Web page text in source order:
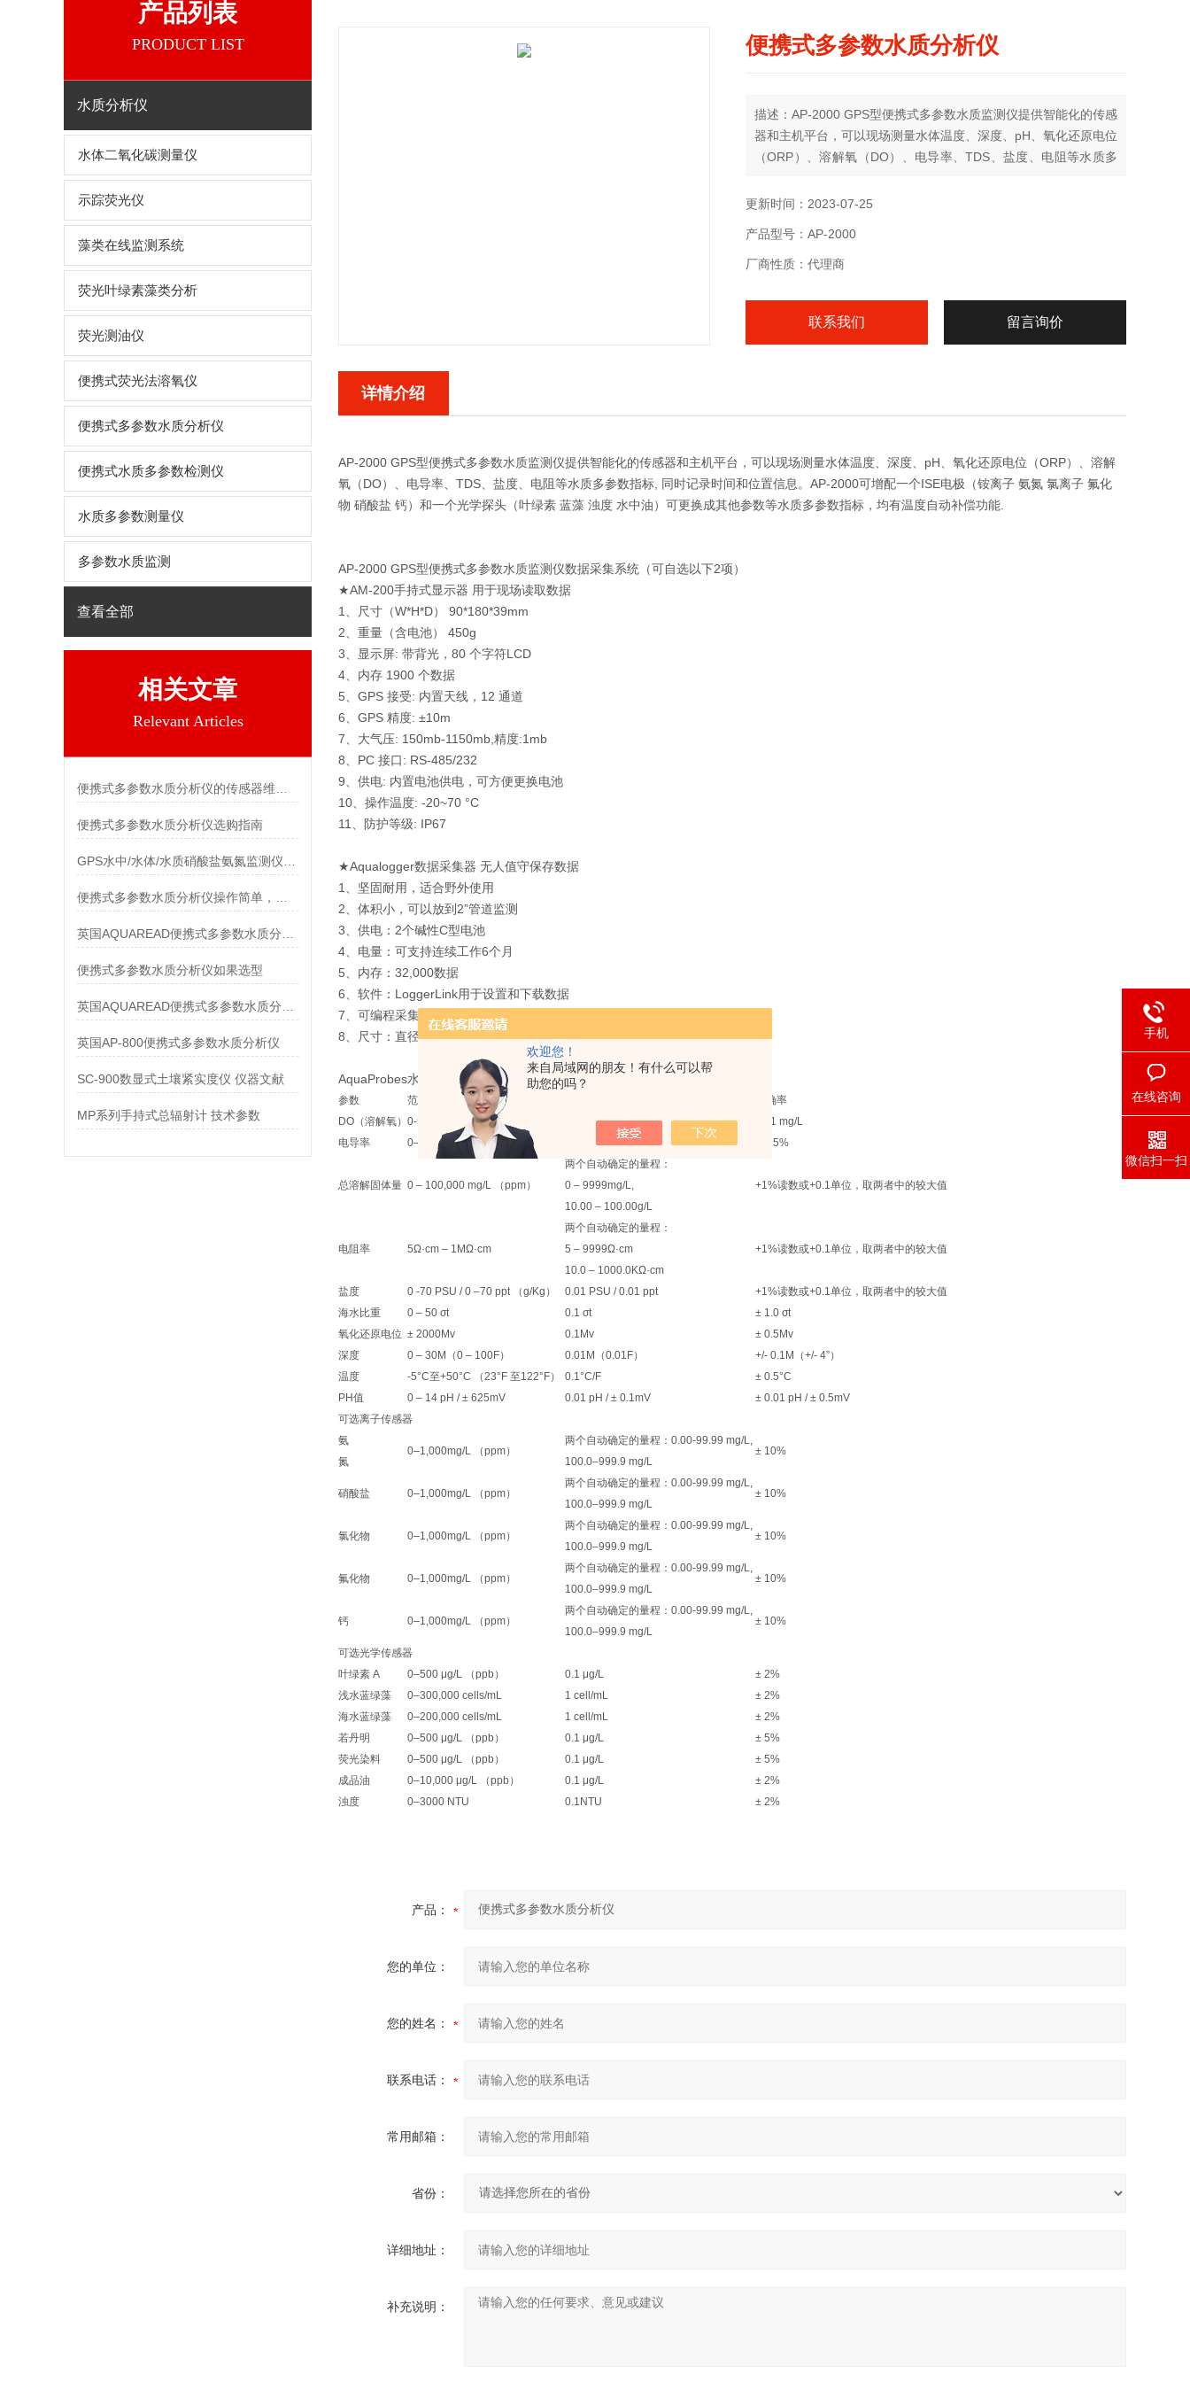
欢迎您！
来自局域网的朋友！有什么可以帮
助您的吗？
产品列表
PRODUCT LIST
水质分析仪
水体二氧化碳测量仪
示踪荧光仪
藻类在线监测系统
荧光叶绿素藻类分析
荧光测油仪
便携式荧光法溶氧仪
便携式多参数水质分析仪
便携式水质多参数检测仪
水质多参数测量仪
多参数水质监测
查看全部
相关文章
Relevant Articles
便携式多参数水质分析仪选购指南
便携式多参数水质分析仪如果选型
英国AP-800便携式多参数水质分析仪
SC-900数显式土壤紧实度仪 仪器文献
MP系列手持式总辐射计 技术参数
便携式多参数水质分析仪
描述：AP-2000 GPS型便携式多参数水质监测仪提供智能化的传感
器和主机平台，可以现场测量水体温度、深度、pH、氧化还原电位
（ORP）、溶解氧（DO）、电导率、TDS、盐度、电阻等水质多
（铵离子 氨氮 氯离子 氟化物 硝酸盐 钙）和一个光学探头（叶绿
温度自动补偿功能.
更新时间：2023-07-25
产品型号：AP-2000
厂商性质：代理商
联系我们 留言询价
详情介绍
AP-2000 GPS型便携式多参数水质监测仪提供智能化的传感器和主机平台，可以现场测量水体温度、深度、pH、氧化还原电位（ORP）、溶解
氧（DO）、电导率、TDS、盐度、电阻等水质多参数指标, 同时记录时间和位置信息。AP-2000可增配一个ISE电极（铵离子 氨氮 氯离子 氟化
物 硝酸盐 钙）和一个光学探头（叶绿素 蓝藻 浊度 水中油）可更换成其他参数等水质多参数指标，均有温度自动补偿功能.
AP-2000 GPS型便携式多参数水质监测仪数据采集系统（可自选以下2项）
★AM-200手持式显示器 用于现场读取数据
1、尺寸（W*H*D） 90*180*39mm
2、重量（含电池） 450g
3、显示屏: 带背光，80 个字符LCD
4、内存 1900 个数据
5、GPS 接受: 内置天线，12 通道
6、GPS 精度: ±10m
7、大气压: 150mb-1150mb,精度:1mb
8、PC 接口: RS-485/232
9、供电: 内置电池供电，可方便更换电池
10、操作温度: -20~70 °C
11、防护等级: IP67
★Aqualogger数据采集器 无人值守保存数据
1、坚固耐用，适合野外使用
2、体积小，可以放到2”管道监测
3、供电：2个碱性C型电池
4、电量：可支持连续工作6个月
5、内存：32,000数据
6、软件：LoggerLink用于设置和下载数据
7、可编程采集方案，或事件激发采集数据
8、尺寸：直径44mm ，长度250mm
AquaProbes水质传感器
参数 范围
准确率
DO（溶解氧） 0-500%/0-50.00mg/L 0.1%/0.01mg/L
0.01 mg/L
电导率
0–200mS/cm （200,000μS/cm） 0.1μS/cm ± 0.5%
总溶解固体量 0 – 100,000 mg/L （ppm）
两个自动确定的量程：
0 – 9999mg/L,
10.00 – 100.00g/L
+1%读数或+0.1单位，取两者中的较大值
电阻率 5Ω·cm – 1MΩ·cm
两个自动确定的量程：
5 – 9999Ω·cm
10.0 – 1000.0KΩ·cm
+1%读数或+0.1单位，取两者中的较大值
盐度 0 -70 PSU / 0 –70 ppt （g/Kg） 0.01 PSU / 0.01 ppt
+1%读数或+0.1单位，取两者中的较大值
海水比重
0 – 50 σt 0.1 σt
± 1.0 σt
氧化还原电位 ± 2000Mv 0.1Mv
± 0.5Mv
深度
0 – 30M（0 – 100F） 0.01M（0.01F）
+/- 0.1M（+/- 4”）
温度
-5°C至+50°C （23°F 至122°F） 0.1°C/F
± 0.5°C
PH值
0 – 14 pH / ± 625mV 0.01 pH / ± 0.1mV
± 0.01 pH / ± 0.5mV
可选离子传感器
氨
氮
0–1,000mg/L （ppm）
两个自动确定的量程：0.00-99.99 mg/L,
100.0–999.9 mg/L
± 10%
硝酸盐 0–1,000mg/L （ppm）
两个自动确定的量程：0.00-99.99 mg/L,
100.0–999.9 mg/L
± 10%
氯化物 0–1,000mg/L （ppm）
两个自动确定的量程：0.00-99.99 mg/L,
100.0–999.9 mg/L
± 10%
氟化物 0–1,000mg/L （ppm）
两个自动确定的量程：0.00-99.99 mg/L,
100.0–999.9 mg/L
± 10%
钙 0–1,000mg/L （ppm）
两个自动确定的量程：0.00-99.99 mg/L,
100.0–999.9 mg/L
± 10%
可选光学传感器
叶绿素 A
0–500 μg/L （ppb） 0.1 μg/L
± 2%
浅水蓝绿藻
0–300,000 cells/mL 1 cell/mL
± 2%
海水蓝绿藻
0–200,000 cells/mL 1 cell/mL
± 2%
若丹明
0–500 μg/L （ppb） 0.1 μg/L
± 5%
荧光染料
0–500 μg/L （ppb） 0.1 μg/L
± 5%
成品油
0–10,000 μg/L （ppb） 0.1 μg/L
± 2%
浊度
0–3000 NTU 0.1NTU ± 2%
产品：
您的单位：
您的姓名：
联系电话：
常用邮箱：
省份：
详细地址：
补充说明：
手机
在线咨询
微信扫一扫